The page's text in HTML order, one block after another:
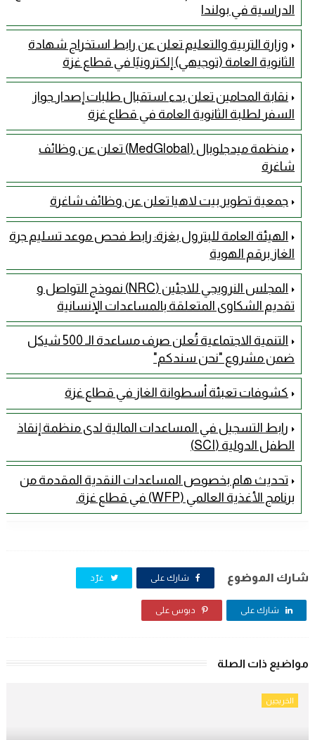
الدراسية في بولندا
وزارة التربية والتعليم تعلن عن رابط استخراج شهادة
الثانوية العامة (توجيهي) إلكترونيًا في قطاع غزة
نقابة المحامين تعلن بدء استقبال طلبات إصدار جواز
السفر لطلبة الثانوية العامة في قطاع غزة
منظمة ميدجلوبال (MedGlobal) تعلن عن وظائف
شاغرة
جمعية تطوير بيت لاهيا تعلن عن وظائف شاغرة
الهيئة العامة للبترول بغزة: رابط فحص موعد تسليم جرة
الغاز برقم الهوية
المجلس النرويجي للاجئين (NRC) نموذج التواصل و
تقديم الشكاوى المتعلقة بالمساعدات الإنسانية
التنمية الاجتماعية تُعلن صرف مساعدة الـ 500 شيكل
ضمن مشروع "نحن سندكم"
كشوفات تعبئة أسطوانة الغاز في قطاع غزة
رابط التسجيل في المساعدات المالية لدى منظمة إنقاذ
الطفل الدولية (SCI)
تحديث هام بخصوص المساعدات النقدية المقدمة من
برنامج الأغذية العالمي (WFP) في قطاع غزة.
شارك الموضوع شارك على غرّد
شارك على دبوس على
مواضيع ذات الصلة
الخريجين